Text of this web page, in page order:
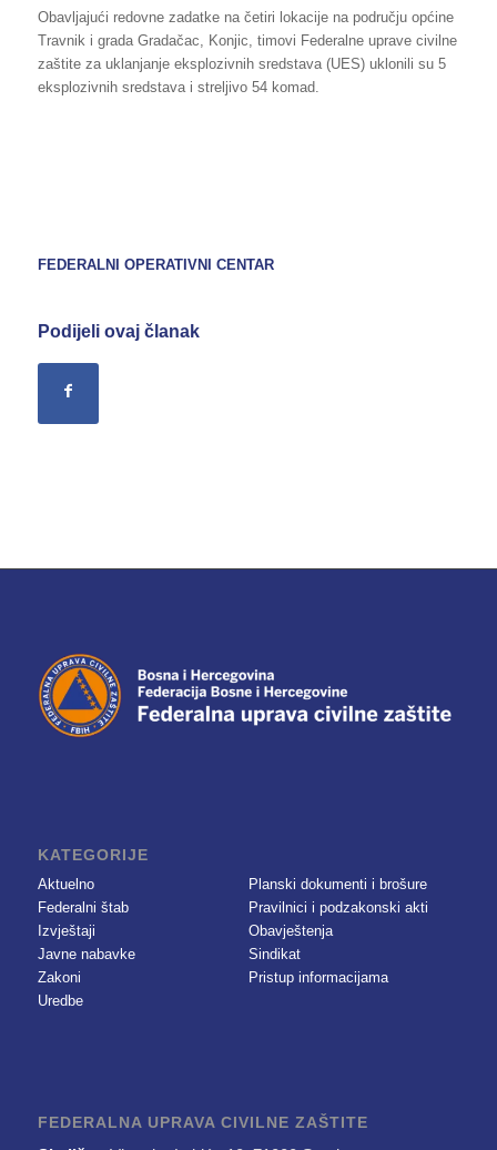
Obavljajući redovne zadatke na četiri lokacije na području općine
Travnik i grada Gradačac, Konjic, timovi Federalne uprave civilne
zaštite za uklanjanje eksplozivnih sredstava (UES) uklonili su 5
eksplozivnih sredstava i streljivo 54 komad.
FEDERALNI OPERATIVNI CENTAR
Podijeli ovaj članak
KATEGORIJE
Aktuelno
Federalni štab
Izvještaji
Javne nabavke
Zakoni
Uredbe
Planski dokumenti i brošure
Pravilnici i podzakonski akti
Obavještenja
Sindikat
Pristup informacijama
FEDERALNA UPRAVA CIVILNE ZAŠTITE